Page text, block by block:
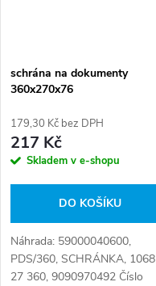
schrána na dokumenty
360x270x76
179,30 Kč bez DPH
217 Kč
Skladem v e-shopu
DO KOŠÍKU
Náhrada: 59000040600,
PDS/360, SCHRÁNKA, 1068
27 360, 9090970492 Číslo